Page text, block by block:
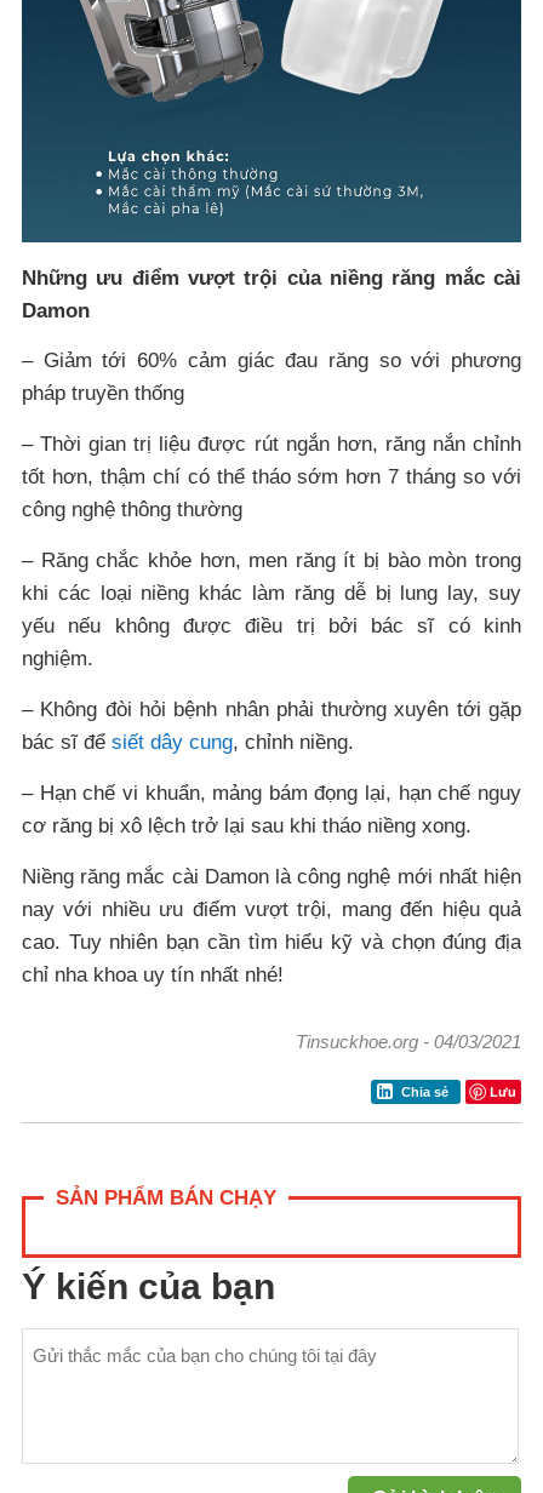
Những ưu điểm vượt trội của niềng răng mắc cài
Damon
– Giảm tới 60% cảm giác đau răng so với phương
pháp truyền thống
– Thời gian trị liệu được rút ngắn hơn, răng nắn chỉnh
tốt hơn, thậm chí có thể tháo sớm hơn 7 tháng so với
công nghệ thông thường
– Răng chắc khỏe hơn, men răng ít bị bào mòn trong
khi các loại niềng khác làm răng dễ bị lung lay, suy
yếu nếu không được điều trị bởi bác sĩ có kinh
nghiệm.
– Không đòi hỏi bệnh nhân phải thường xuyên tới gặp
bác sĩ để siết dây cung, chỉnh niềng.
– Hạn chế vi khuẩn, mảng bám đọng lại, hạn chế nguy
cơ răng bị xô lệch trở lại sau khi tháo niềng xong.
Niềng răng mắc cài Damon là công nghệ mới nhất hiện
nay với nhiều ưu điểm vượt trội, mang đến hiệu quả
cao. Tuy nhiên bạn cần tìm hiểu kỹ và chọn đúng địa
chỉ nha khoa uy tín nhất nhé!
Tinsuckhoe.org -04/03/2021
Chia sẻ Lưu
SẢN PHẨM BÁN CHẠY
Ý kiến của bạn